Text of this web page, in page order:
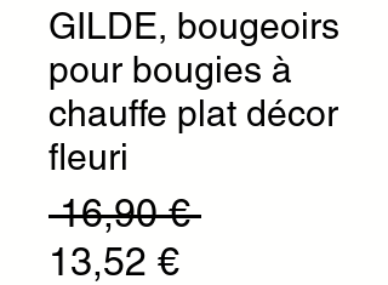
GILDE, bougeoirs
pour bougies à
chauffe plat décor
fleuri
16,90 € Prix original
13,52 €Prix